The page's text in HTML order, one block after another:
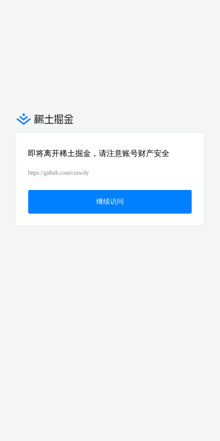
即将离开稀土掘金，请注意账号财产安全
https://github.com/cszwdy
继续访问